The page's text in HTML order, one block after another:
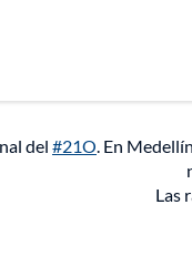
del #21O. En
Las